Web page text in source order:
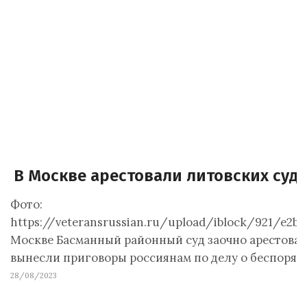
В Москве арестовали литовских
Фото:
https://veteransrussian.ru/upload/iblock/921/
Москве Басманный районный суд заочно
вынесли приговоры россиянам по делу о
28/08/2023